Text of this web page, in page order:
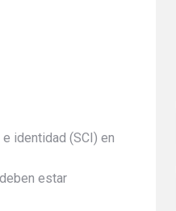
identidad (SCI) en
estar